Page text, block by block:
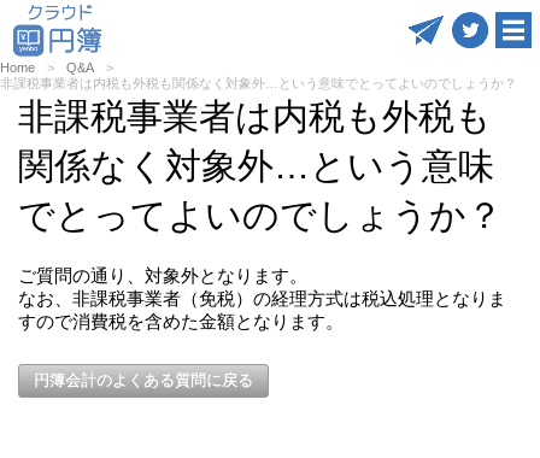
Home
Q&A
非課税事業者は内税も外税も関係なく対象外…という意味でとってよいのでしょうか？
非課税事業者は内税も外税も
関係なく対象外…という意味
でとってよいのでしょうか？
ご質問の通り、対象外となります。
なお、非課税事業者（免税）の経理方式は税込処理となりま
すので消費税を含めた金額となります。
円簿会計のよくある質問に戻る